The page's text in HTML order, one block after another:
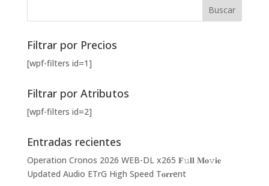
Filtrar por Precios
[wpf-filters id=1]
Filtrar por Atributos
[wpf-filters id=2]
Entradas recientes
Operation Cronos 2026 WEB-DL x265 𝐅𝚞𝐥𝐥 𝐌𝐨𝚟𝐢𝐞
Updated Audio ETrG High Speed T𝐨𝐫𝐫ent